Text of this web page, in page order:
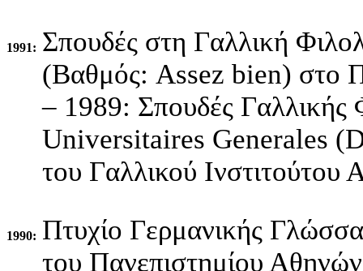
1991: Σπουδές στη Γαλλική
(Βαθμός: Assez bien) στο
– 1989: Σπουδές Γαλλικής
Universitaires Generales
του Γαλλικού Ινστιτούτου
1990: Πτυχίο Γερμανικής
του Πανεπιστημίου Αθηνών